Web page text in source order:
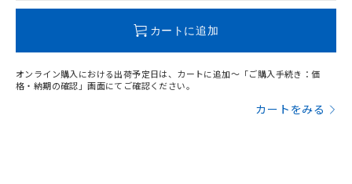
カートに追加
オンライン購入における出荷予定日は、カートに追加～「ご購入手続き：価
格・納期の確認」画面にてご確認ください。
カートをみる